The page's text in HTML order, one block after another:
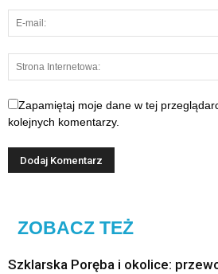
Zapamiętaj moje dane w tej
kolejnych komentarzy.
ZOBACZ TEŻ
Szklarska Poręba i okolice: